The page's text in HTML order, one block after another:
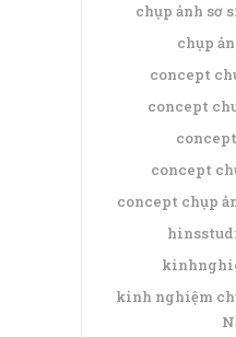
chụp ảnh sơ
chụp
concept
concept
concept
concept chụp
kinh nghiệm